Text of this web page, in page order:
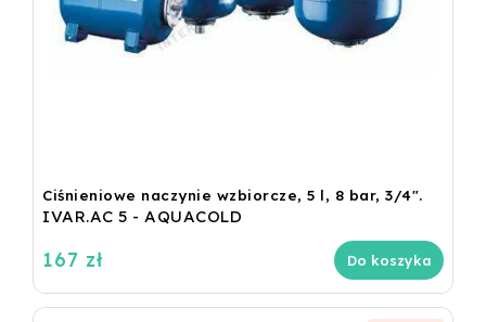
Ciśnieniowe naczynie wzbiorcze, 5 l, 8 bar, 3/4".
IVAR.AC 5 - AQUACOLD
167 zł Do koszyka